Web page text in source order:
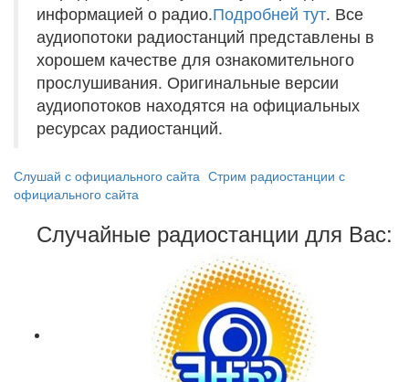
информацией о радио.Подробней тут. Все
аудиопотоки радиостанций представлены в
хорошем качестве для ознакомительного
прослушивания. Оригинальные версии
аудиопотоков находятся на официальных
ресурсах радиостанций.
Слушай с официального сайта Стрим радиостанции с
официального сайта
Случайные радиостанции для Вас: